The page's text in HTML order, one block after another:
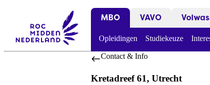
MBO VAVO
Opleidingen Studiekeuze
Contact & Info
Kretadreef 61, Utrecht